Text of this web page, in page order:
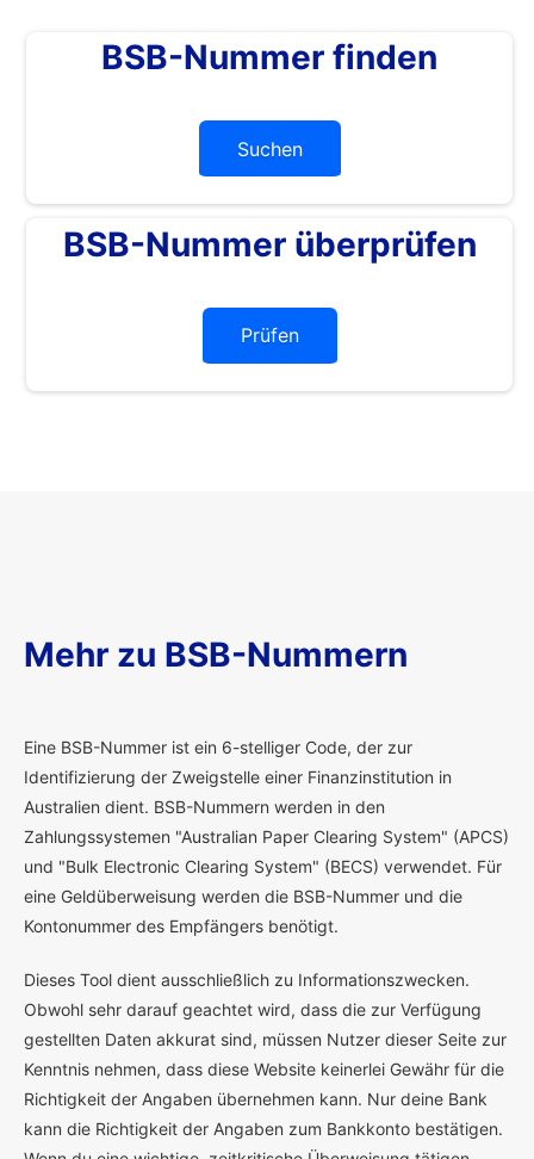
BSB-Nummer finden
Suchen
BSB-Nummer überprüfen
Prüfen
Mehr zu BSB-Nummern
Eine BSB-Nummer ist ein 6-stelliger Code, der zur
Identifizierung der Zweigstelle einer Finanzinstitution in
Australien dient. BSB-Nummern werden in den
Zahlungssystemen "Australian Paper Clearing System" (APCS)
und "Bulk Electronic Clearing System" (BECS) verwendet. Für
eine Geldüberweisung werden die BSB-Nummer und die
Kontonummer des Empfängers benötigt.
Dieses Tool dient ausschließlich zu Informationszwecken.
Obwohl sehr darauf geachtet wird, dass die zur Verfügung
gestellten Daten akkurat sind, müssen Nutzer dieser Seite zur
Kenntnis nehmen, dass diese Website keinerlei Gewähr für die
Richtigkeit der Angaben übernehmen kann. Nur deine Bank
kann die Richtigkeit der Angaben zum Bankkonto bestätigen.